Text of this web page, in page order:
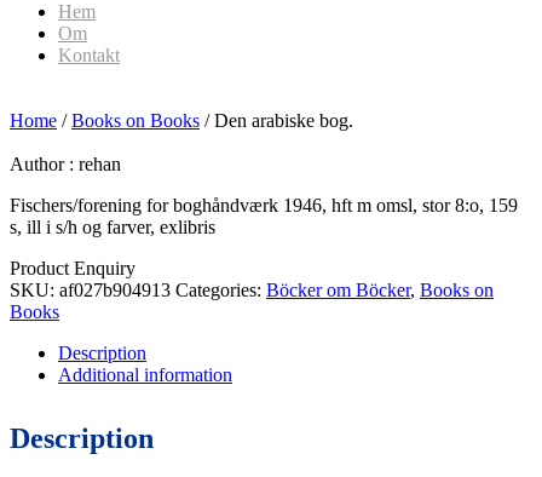
Hem
Om
Kontakt
Home /Books on Books / Den arabiske bog.
Author : rehan
Fischers/forening for boghåndværk 1946, hft m omsl, stor 8:o, 159
s, ill i s/h og farver, exlibris
Product Enquiry
SKU: af027b904913 Categories: Böcker om Böcker, Books on
Books
Description
Additional information
Description